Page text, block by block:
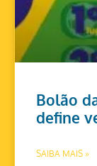
Bolão
define
SAIBA MAIS »